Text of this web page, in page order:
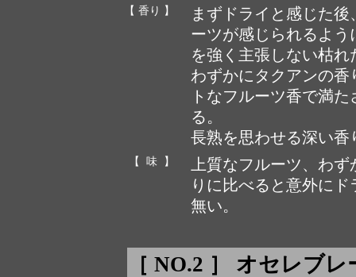
【 香り 】
まずドライと感じた
ーツが感じられるよ
を強く主張しない枯れ
わずかにタクアンの
トなフルーツ香で満
る。
長熟を思わせる深い
【 味 】
上質なフルーツ、わ
りに比べると意外に
無い。
［ NO.2 ］ オセレブ